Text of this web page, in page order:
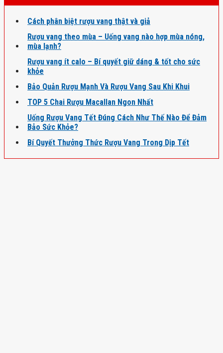
Cách phân biệt rượu vang thật và giả
Rượu vang theo mùa – Uống vang nào hợp mùa nóng,
mùa lạnh?
Rượu vang ít calo – Bí quyết giữ dáng & tốt cho sức
khỏe
Bảo Quản Rượu Mạnh Và Rượu Vang Sau Khi Khui
TOP 5 Chai Rượu Macallan Ngon Nhất
Uống Rượu Vang Tết Đúng Cách Như Thế Nào Để Đảm
Bảo Sức Khỏe?
Bí Quyết Thưởng Thức Rượu Vang Trong Dịp Tết